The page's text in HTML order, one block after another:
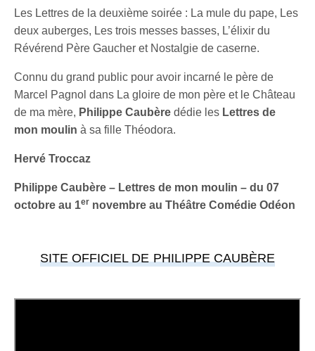
Les Lettres de la deuxième soirée : La mule du pape, Les
deux auberges, Les trois messes basses, L’élixir du
Révérend Père Gaucher et Nostalgie de caserne.
Connu du grand public pour avoir incarné le père de
Marcel Pagnol dans La gloire de mon père et le Château
de ma mère, Philippe Caubère dédie les Lettres de
mon moulin à sa fille Théodora.
Hervé Troccaz
Philippe Caubère – Lettres de mon moulin – du 07
octobre au 1er novembre au Théâtre Comédie Odéon
SITE OFFICIEL DE PHILIPPE CAUBÈRE